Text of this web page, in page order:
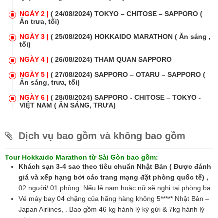
NGÀY 2 | ( 24/08/2024) TOKYO – CHITOSE – SAPPORO (
Ăn trưa, tối)
NGÀY 3 | ( 25/08/2024) HOKKAIDO MARATHON ( Ăn sáng ,
tối)
NGÀY 4 | ( 26/08/2024) THAM QUAN SAPPORO
NGÀY 5 | ( 27/08/2024) SAPPORO – OTARU – SAPPORO (
Ăn sáng, trưa, tối)
NGÀY 6 | ( 28/08/2024) SAPPORO - CHITOSE – TOKYO -
VIỆT NAM ( ĂN SÁNG, TRƯA)
Dịch vụ bao gồm và không bao gồm
Tour Hokkaido Marathon từ Sài Gòn bao gồm:
Khách sạn 3-4 sao theo tiêu chuẩn Nhật Bản ( Được đánh
giá và xếp hạng bởi các trang mạng đặt phòng quốc tế) ,
02 người/ 01 phòng. Nếu lẻ nam hoặc nữ sẽ nghỉ tại phòng ba
Vé máy bay 04 chặng của hãng hàng không 5***** Nhật Bản –
Japan Airlines, . Bao gồm 46 kg hành lý ký gửi & 7kg hành lý